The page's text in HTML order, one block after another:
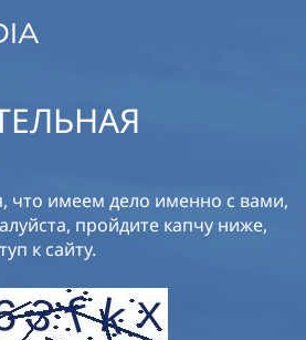
что имеем дело именно с вами,
пройдите капчу ниже,
к сайту.